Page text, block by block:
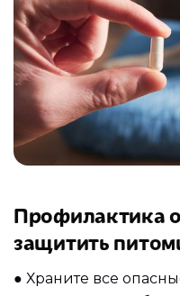
Профилактика
защитить
● Храните все